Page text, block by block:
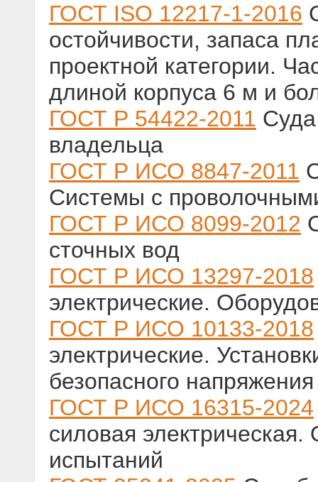
ГОСТ ISO 12217-1-2016
остойчивости, запаса
проектной категории.
длиной корпуса 6 м и
ГОСТ Р 54422-2011
владельца
ГОСТ Р ИСО 8847-2011
Системы с
ГОСТ Р ИСО 8099-2012
сточных вод
ГОСТ Р ИСО 13297-2018
электрические.
ГОСТ Р ИСО 10133-2018
электрические.
безопасного напряжения
ГОСТ Р ИСО 16315-2024
силовая
испытаний